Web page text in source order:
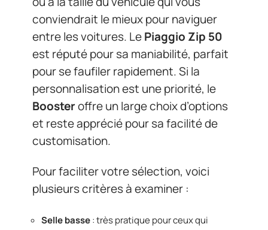
conviendrait le mieux pour naviguer
entre les voitures. LePiaggio Zip 50
est réputé pour sa maniabilité, parfait
pour se faufiler rapidement. Si la
personnalisation est une priorité, le
Boosteroffre un large choix d’options
et reste apprécié pour sa facilité de
customisation.
Pour faciliter votre sélection, voici
plusieurs critères à examiner :
Selle basse: très pratique pour ceux qui